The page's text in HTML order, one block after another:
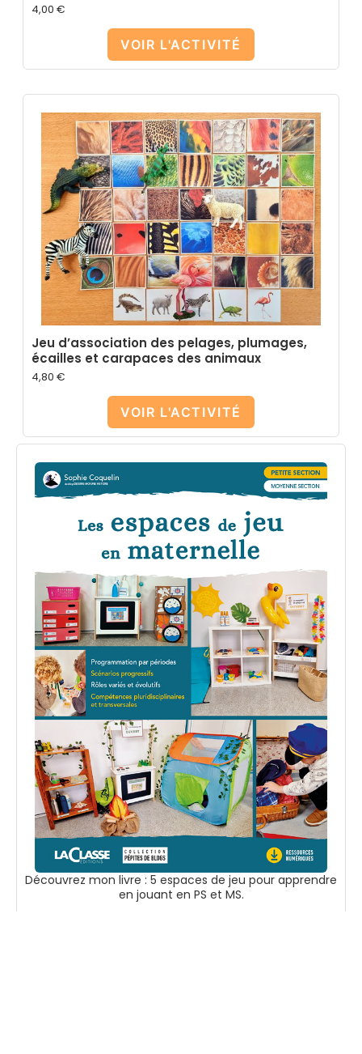
4,00 €
VOIR L'ACTIVITÉ
Jeu d’association des pelages, plumages,
écailles et carapaces des animaux
4,80 €
VOIR L'ACTIVITÉ
Découvrez mon livre : 5 espaces de jeu pour apprendre
en jouant en PS et MS.